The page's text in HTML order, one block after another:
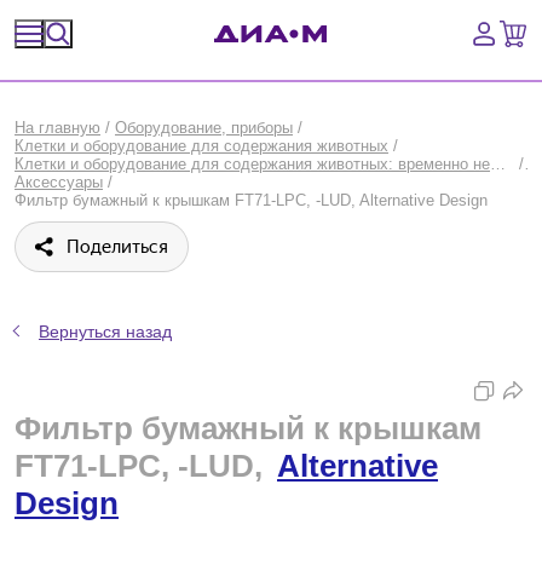
Оборудование, приборы
Расходные материалы, пластик, стекло
Химические реактивы, препараты, наборы
Предметный указатель
Войти
Сравнение
На главную / Оборудование, приборы /
Клетки и оборудование для содержания животных /
Клетки и оборудование для содержания животных: временно недоступные товары
/
Аксессуары /
Фильтр бумажный к крышкам FT71-LPC, -LUD, Alternative Design
Поделиться
Вернуться назад
Фильтр бумажный к крышкам
FT71-LPC, -LUD, Alternative
Design